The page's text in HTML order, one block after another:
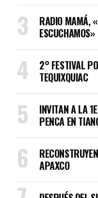
RADIO MAMÁ,
ESCUCHAMOS»
2° FESTIVAL
TEQUIXQUIAC
INVITAN A LA
PENCA EN
APAXCO